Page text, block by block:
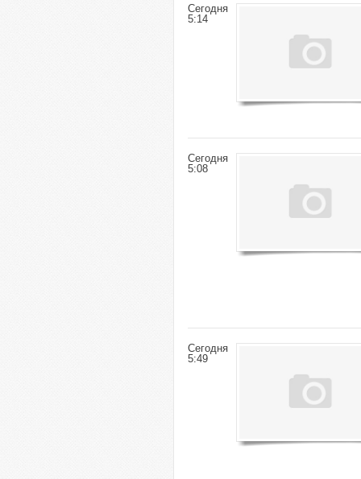
Сегодня
5:14
Сегодня
5:08
Сегодня
5:49